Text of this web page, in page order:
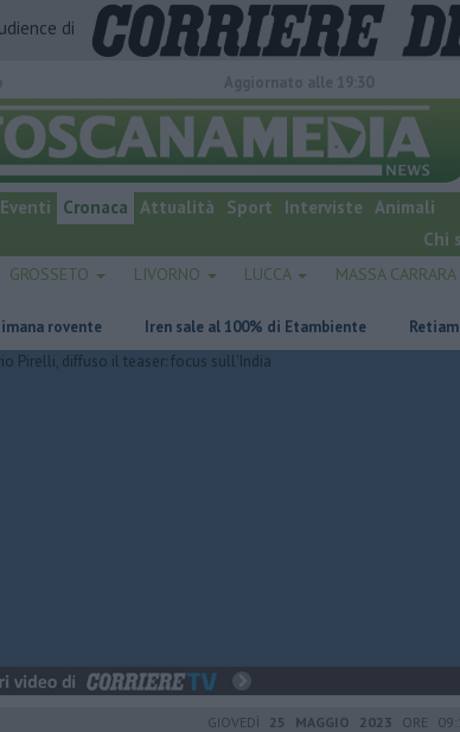
di
Eventi Cronaca Attualità Sport Interviste Animali
Chi
GROSSETO LIVORNO LUCCA MASSA CARRARA
Iren sale al 100% di Etambiente Retiambiente,
GIOVEDÌ 25 MAGGIO 2023 ORE